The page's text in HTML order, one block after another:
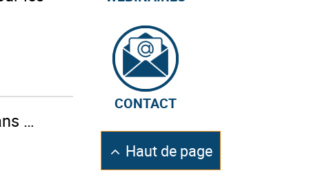
…
CONTACT
Retourner
en
Haut de page